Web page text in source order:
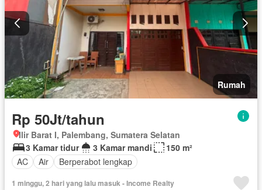
Rumah
Rp 50Jt/tahun
Ilir Barat I, Palembang, Sumatera Selatan
3 Kamar tidur
3 Kamar mandi
150 m²
AC
Air Berperabot lengkap
1 minggu, 2 hari yang lalu masuk - Income Realty